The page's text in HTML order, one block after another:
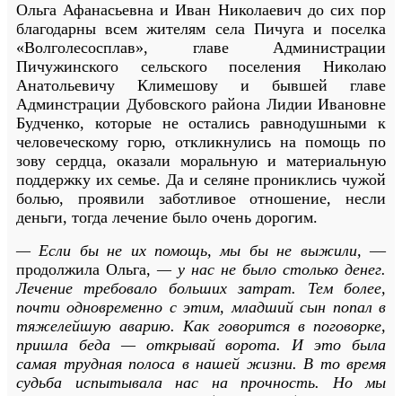
Ольга Афанасьевна и Иван Николаевич до сих пор
благодарны всем жителям села Пичуга и поселка
«Волголесосплав», главе Администрации
Пичужинского сельского поселения Николаю
Анатольевичу Климешову и бывшей главе
Админстрации Дубовского района Лидии Ивановне
Будченко, которые не остались равнодушными к
человеческому горю, откликнулись на помощь по
зову сердца, оказали моральную и материальную
поддержку их семье. Да и селяне прониклись чужой
болью, проявили заботливое отношение, несли
деньги, тогда лечение было очень дорогим.
— Если бы не их помощь, мы бы не выжили,—
продолжила Ольга,— у нас не было столько денег.
Лечение требовало больших затрат. Тем более,
почти одновременно с этим, младший сын попал в
тяжелейшую аварию. Как говорится в поговорке,
пришла беда — открывай ворота. И это была
самая трудная полоса в нашей жизни. В то время
судьба испытывала нас на прочность. Но мы